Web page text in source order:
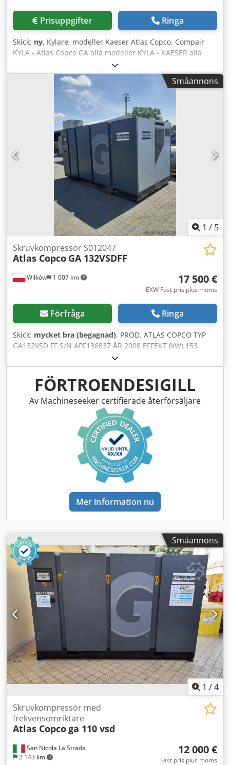
Prisuppgifter Ringa
Skick: ny, Kylare, modeller Kaeser Atlas Copco, Compair
KYLA - Atlas Copco GA alla modeller KYLA - KAESER alla
modeller Dkodpfsx I E Ayox Ak Eer OLJEKYLARE
Småannons
1 / 5
Wilków 1 007 km
Skruvkompressor S012047
Atlas Copco GA 132VSDFF
17 500 €
EXW Fast pris plus moms
Förfråga Ringa
Skick: mycket bra (begagnad), PROD. ATLAS COPCO TYP
GA132VSD FF S/N APF136837 ÅR 2008 EFFEKT (kW) 153
KAPACITET (m3/min) 22,9 m3/min - 381 l/s TRYCK (bar) 8,5
FREKVENSOMRIKTARE ja INBYGGD TORK ja VÄRMEVÄXLARE
nej KYLD (LUFT/VATTEN) luft PÅ TANK nej
DOKUMENTATION nej ANSLUTNING 2 Dodpfx Asxtblxok
Ejkr NY/BEGAGNAD BEGAGNAD
FÖRTROENDESIGILL
Av Machineseeker certifierade återförsäljare
Mer information nu
Småannons
1 /4
San Nicola La Strada
2 143 km
Skruvkompressor med
frekvensomriktare
Atlas Copcoga 110 vsd
12 000 €
Fast pris plus moms